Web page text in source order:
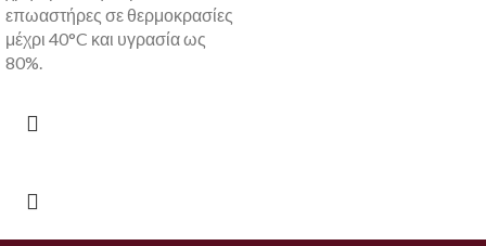
επωαστήρες σε θερμοκρασίες
μέχρι 40°C και υγρασία ως
80%.